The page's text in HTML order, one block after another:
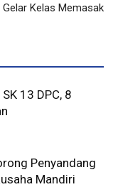
Gelar Kelas Memasak
13 DPC, 8
Penyandang
Mandiri